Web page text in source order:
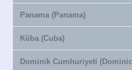
Panama (Panama)
Küba (Cuba)
Dominik Cumhuriyeti